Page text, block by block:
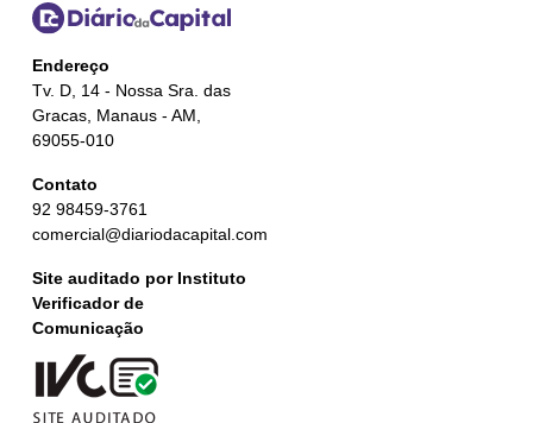
Endereço
Tv. D, 14 - Nossa Sra. das
Gracas, Manaus - AM,
69055-010
Contato
92 98459-3761
comercial@diariodacapital.com
Site auditado por Instituto
Verificador de
Comunicação